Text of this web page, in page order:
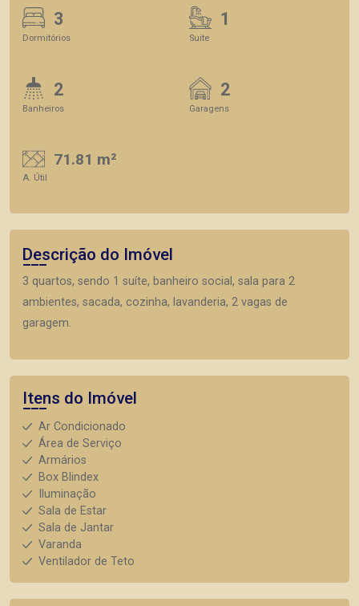
3
Dormitórios
1
Suite
2
Banheiros
2
Garagens
71.81 m²
A. Útil
Descrição do Imóvel
3 quartos, sendo 1 suíte, banheiro social, sala para 2
ambientes, sacada, cozinha, lavanderia, 2 vagas de
garagem.
Itens do Imóvel
Ar Condicionado
Área de Serviço
Armários
Box Blindex
Iluminação
Sala de Estar
Sala de Jantar
Varanda
Ventilador de Teto